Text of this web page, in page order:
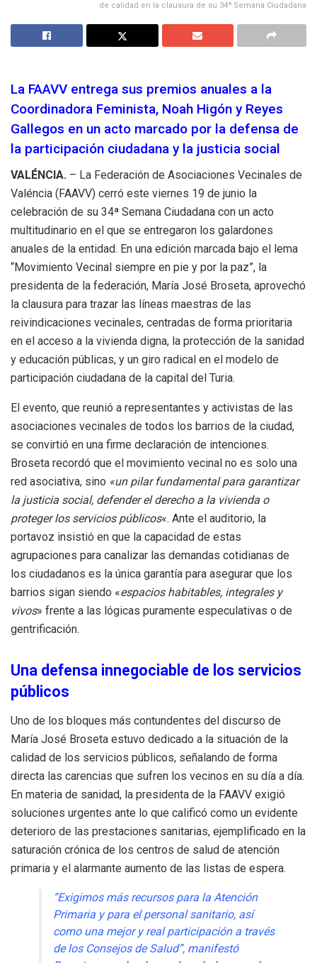
de calidad en la clausura de su 34ª Semana Ciudadana
La FAAVV entrega sus premios anuales a la
Coordinadora Feminista, Noah Higón y Reyes
Gallegos en un acto marcado por la defensa de
la participación ciudadana y la justicia social
VALÉNCIA. – La Federación de Asociaciones Vecinales de
Valéncia (FAAVV) cerró este viernes 19 de junio la
celebración de su 34ª Semana Ciudadana con un acto
multitudinario en el que se entregaron los galardones
anuales de la entidad. En una edición marcada bajo el lema
“Movimiento Vecinal siempre en pie y por la paz”, la
presidenta de la federación, María José Broseta, aprovechó
la clausura para trazar las líneas maestras de las
reivindicaciones vecinales, centradas de forma prioritaria
en el acceso a la vivienda digna, la protección de la sanidad
y educación públicas, y un giro radical en el modelo de
participación ciudadana de la capital del Turia.
El evento, que reunió a representantes y activistas de las
asociaciones vecinales de todos los barrios de la ciudad,
se convirtió en una firme declaración de intenciones.
Broseta recordó que el movimiento vecinal no es solo una
red asociativa, sino «un pilar fundamental para garantizar
la justicia social, defender el derecho a la vivienda o
proteger los servicios públicos«. Ante el auditorio, la
portavoz insistió en que la capacidad de estas
agrupaciones para canalizar las demandas cotidianas de
los ciudadanos es la única garantía para asegurar que los
barrios sigan siendo «espacios habitables, integrales y
vivos» frente a las lógicas puramente especulativas o de
gentrificación.
Una defensa innegociable de los servicios
públicos
Uno de los bloques más contundentes del discurso de
María José Broseta estuvo dedicado a la situación de la
calidad de los servicios públicos, señalando de forma
directa las carencias que sufren los vecinos en su día a día.
En materia de sanidad, la presidenta de la FAAVV exigió
soluciones urgentes ante lo que calificó como un evidente
deterioro de las prestaciones sanitarias, ejemplificado en la
saturación crónica de los centros de salud de atención
primaria y el alarmante aumento de las listas de espera.
“Exigimos más recursos para la Atención
Primaria y para el personal sanitario, así
como una mejor y real participación a través
de los Consejos de Salud”, manifestó